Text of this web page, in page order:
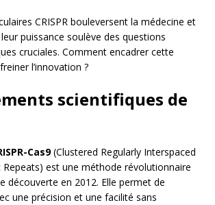
CRISPR bouleversent la médecine et
puissance soulève des questions
cruciales. Comment encadrer cette
l’innovation ?
scientifiques de
Cas9(Clustered Regularly Interspaced
est une méthode révolutionnaire
découverte en 2012. Elle permet de
une précision et une facilité sans